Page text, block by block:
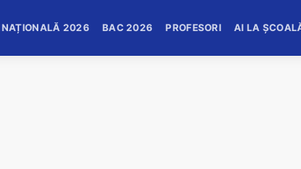
NAȚIONALĂ 2026 BAC 2026 PROFESORI AI LA